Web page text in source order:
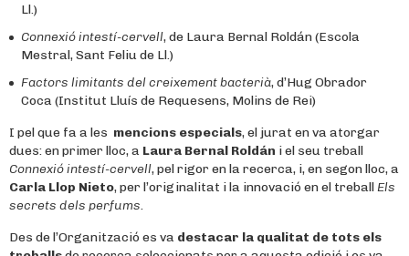
Ll.)
Connexió intestí-cervell, de Laura Bernal Roldán (Escola
Mestral, Sant Feliu de Ll.)
Factors limitants del creixement bacterià, d’Hug Obrador
Coca (Institut Lluís de Requesens, Molins de Rei)
I pel que fa a les mencions especials, el jurat en va atorgar
dues: en primer lloc, a Laura Bernal Roldán i el seu treball
Connexió intestí-cervell, pel rigor en la recerca, i, en segon lloc, a
Carla Llop Nieto, per l’originalitat i la innovació en el treballEls
secrets dels perfums.
Des de l’Organització es va destacar la qualitat de tots els